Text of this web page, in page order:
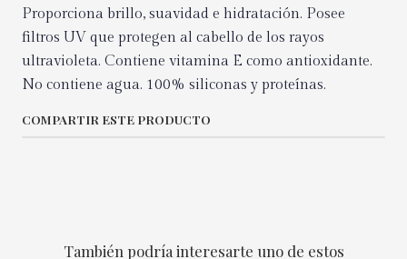
Proporciona brillo, suavidad e hidratación. Posee
filtros UV que protegen al cabello de los rayos
ultravioleta. Contiene vitamina E como antioxidante.
No contiene agua. 100% siliconas y proteínas.
COMPARTIR ESTE PRODUCTO
También podría interesarte uno de estos